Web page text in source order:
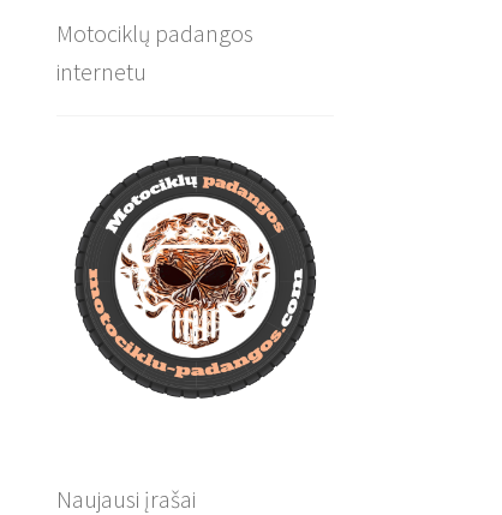
Motociklų padangos
internetu
Naujausi įrašai